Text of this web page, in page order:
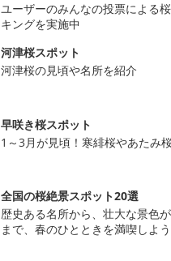
ユーザーのみんなの投票による
キングを実施中
河津桜スポット
河津桜の見頃や名所を紹介
早咲き桜スポット
1～3月が見頃！寒緋桜やあたみ
全国の桜絶景スポット20選
歴史ある名所から、壮大な景色
まで、春のひとときを満喫しよう